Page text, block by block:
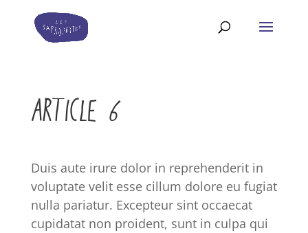
ARTICLE 6
Duis aute irure dolor in reprehenderit in
voluptate velit esse cillum dolore eu fugiat
nulla pariatur. Excepteur sint occaecat
cupidatat non proident, sunt in culpa qui